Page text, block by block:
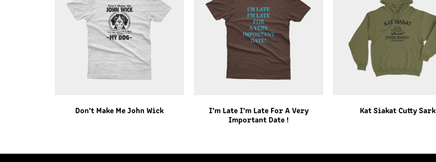
Don’t Make Me John Wick
I’m Late I’m Late For A Very
Important Date !
Kat Siakat Cutty Sark